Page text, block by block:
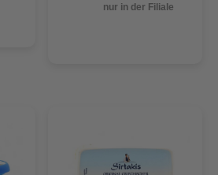
nur in der Filiale